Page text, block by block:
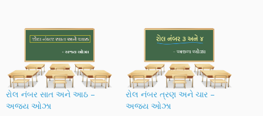
રોલ નંબર સાત અને આઠ –
અજય ઓઝા
રોલ નંબર ત્રણ અને ચાર –
અજય ઓઝા